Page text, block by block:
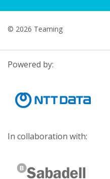
© 2026 Teaming
Powered by:
In collaboration with: